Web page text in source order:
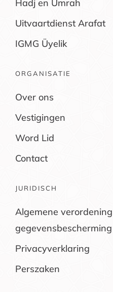
Hadj en Umrah
Uitvaartdienst Arafat
IGMG Üyelik
ORGANISATIE
Over ons
Vestigingen
Word Lid
Contact
JURIDISCH
Algemene verordening
gegevensbescherming
Privacyverklaring
Perszaken